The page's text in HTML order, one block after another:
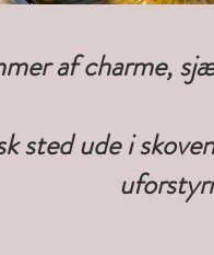
af charme,
sted ude i